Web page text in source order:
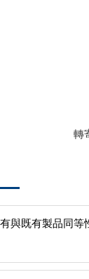
轉
與既有製品同等